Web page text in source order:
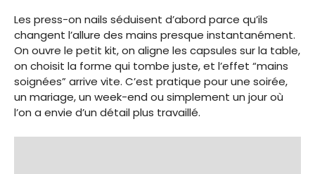
Les press-on nails séduisent d’abord parce qu’ils
changent l’allure des mains presque instantanément.
On ouvre le petit kit, on aligne les capsules sur la table,
on choisit la forme qui tombe juste, et l’effet “mains
soignées” arrive vite. C’est pratique pour une soirée,
un mariage, un week-end ou simplement un jour où
l’on a envie d’un détail plus travaillé.